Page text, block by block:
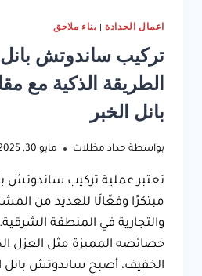
اعمال الحدادة| بناء ملاحق
تركيب ساندوتش بانل
الطريقة الذكية مع
بانل الخبر
بواسطة حداد مظلات مايو 30, 2025
تعتبر عملية تركيب ساندوتش
مبتكرًا وفعّالًا للعديد من
والتجارية في المنطقة
خصائصه المميزة مثل العزل
الخفيف، أصبح ساندوتش بانل